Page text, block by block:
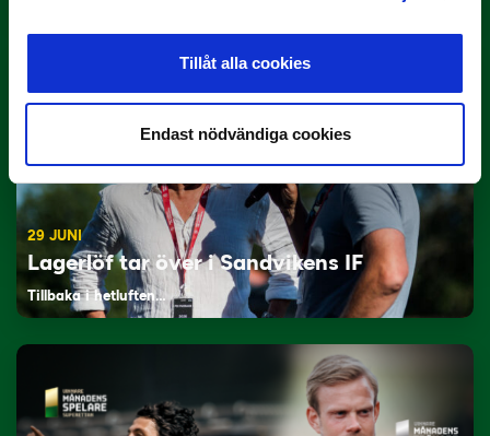
Tillåt alla cookies
Endast nödvändiga cookies
29 JUNI
Lagerlöf tar över i Sandvikens IF
Tillbaka i hetluften…